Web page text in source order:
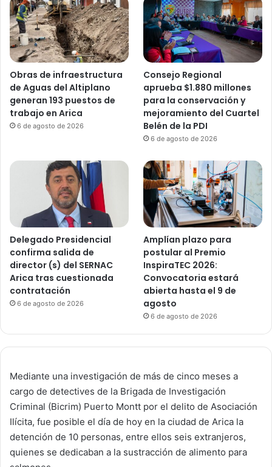
Mediante una investigación de más de cinco meses a
cargo de detectives de la Brigada de Investigación
Criminal (Bicrim) Puerto Montt por el delito de Asociación
Ilícita, fue posible el día de hoy en la ciudad de Arica la
detención de 10 personas, entre ellos seis extranjeros,
quienes se dedicaban a la sustracción de alimento para
Obras de infraestructura
de Aguas del Altiplano
generan 193 puestos de
trabajo en Arica
6 de agosto de 2026
Consejo Regional
aprueba $1.880 millones
para la conservación y
mejoramiento del Cuartel
Belén de la PDI
6 de agosto de 2026
Delegado Presidencial
confirma salida de
director (s) del SERNAC
Arica tras cuestionada
contratación
6 de agosto de 2026
Amplían plazo para
postular al Premio
InspiraTEC 2026:
Convocatoria estará
abierta hasta el 9 de
agosto
6 de agosto de 2026